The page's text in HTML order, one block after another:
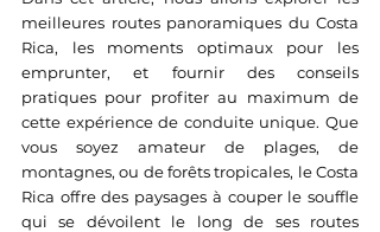
meilleures routes panoramiques du Costa
Rica, les moments optimaux pour les
emprunter, et fournir des conseils
pratiques pour profiter au maximum de
cette expérience de conduite unique. Que
vous soyez amateur de plages, de
montagnes, ou de forêts tropicales, le Costa
Rica offre des paysages à couper le souffle
qui se dévoilent le long de ses routes